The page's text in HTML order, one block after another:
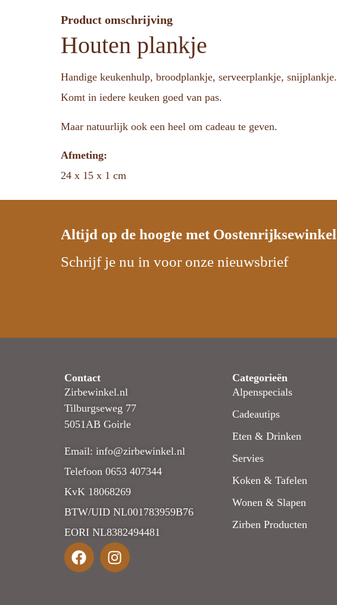
Product omschrijving
Houten plankje
Handige keukenhulp, broodplankje, serveerplankje, snijplankje.
Komt in iedere keuken goed van pas.
Maar natuurlijk ook een heel om cadeau te geven.
Afmeting:
24 x 15 x 1 cm
Altijd op de hoogte met Oostenrijksewinkel
Schrijf je nu in voor onze nieuwsbrief
Contact
Zirbewinkel.nl
Tilburgseweg 77
5051AB Goirle
Email: info@zirbewinkel.nl
Telefoon 0653 407344
KvK 18068269
BTW/UID NL001783959B76
EORI NL8382494481
Categorieën
Alpenspecials
Cadeautips
Eten & Drinken
Servies
Koken & Tafelen
Wonen & Slapen
Zirben Producten